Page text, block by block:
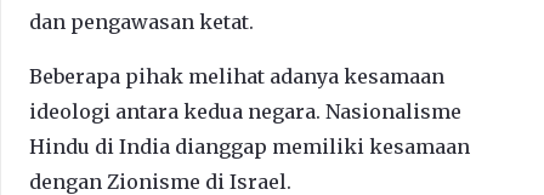
dan pengawasan ketat.
Beberapa pihak melihat adanya kesamaan
ideologi antara kedua negara. Nasionalisme
Hindu di India dianggap memiliki kesamaan
dengan Zionisme di Israel.